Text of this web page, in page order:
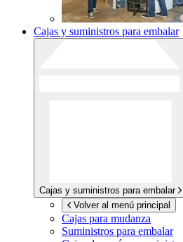
Cajas y suministros para embalar
Cajas y suministros para embalar
Volver al menú principal
Cajas para mudanza
Suministros para embalar